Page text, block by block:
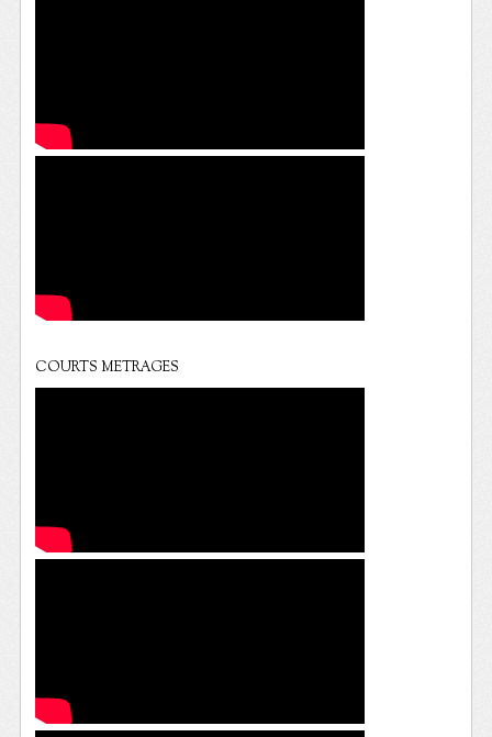
COURTS METRAGES